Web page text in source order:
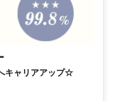
キャリアアップ☆